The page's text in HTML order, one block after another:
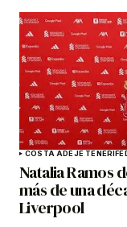
COSTA ADEJE TENERIFE
Natalia Ramos
más de una
Liverpool